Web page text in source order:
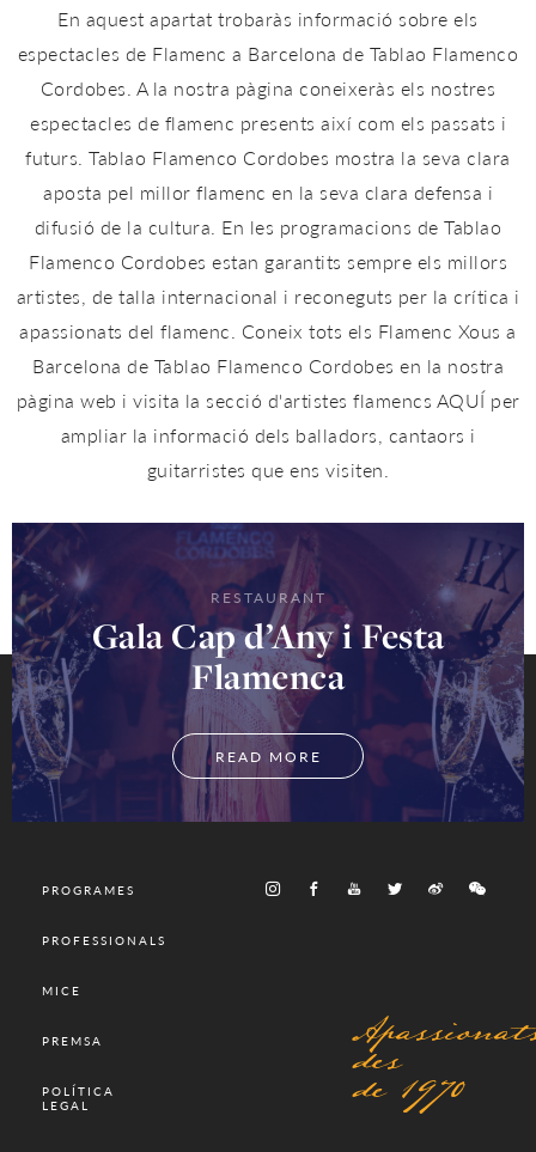
En aquest apartat trobaràs informació sobre els
espectacles de Flamenc a Barcelona de Tablao Flamenco
Cordobes. A la nostra pàgina coneixeràs els nostres
espectacles de flamenc presents així com els passats i
futurs. Tablao Flamenco Cordobes mostra la seva clara
aposta pel millor flamenc en la seva clara defensa i
difusió de la cultura. En les programacions de Tablao
Flamenco Cordobes estan garantits sempre els millors
artistes, de talla internacional i reconeguts per la crítica i
apassionats del flamenc. Coneix tots els Flamenc Xous a
Barcelona de Tablao Flamenco Cordobes en la nostra
pàgina web i visita la secció d'artistes flamencs AQUÍ per
ampliar la informació dels balladors, cantaors i
guitarristes que ens visiten.
RESTAURANT
Gala Cap d’Any i Festa
Flamenca
READ MORE
PROGRAMES
PROFESSIONALS
MICE
PREMSA
POLÍTICA
LEGAL
des
de 1970